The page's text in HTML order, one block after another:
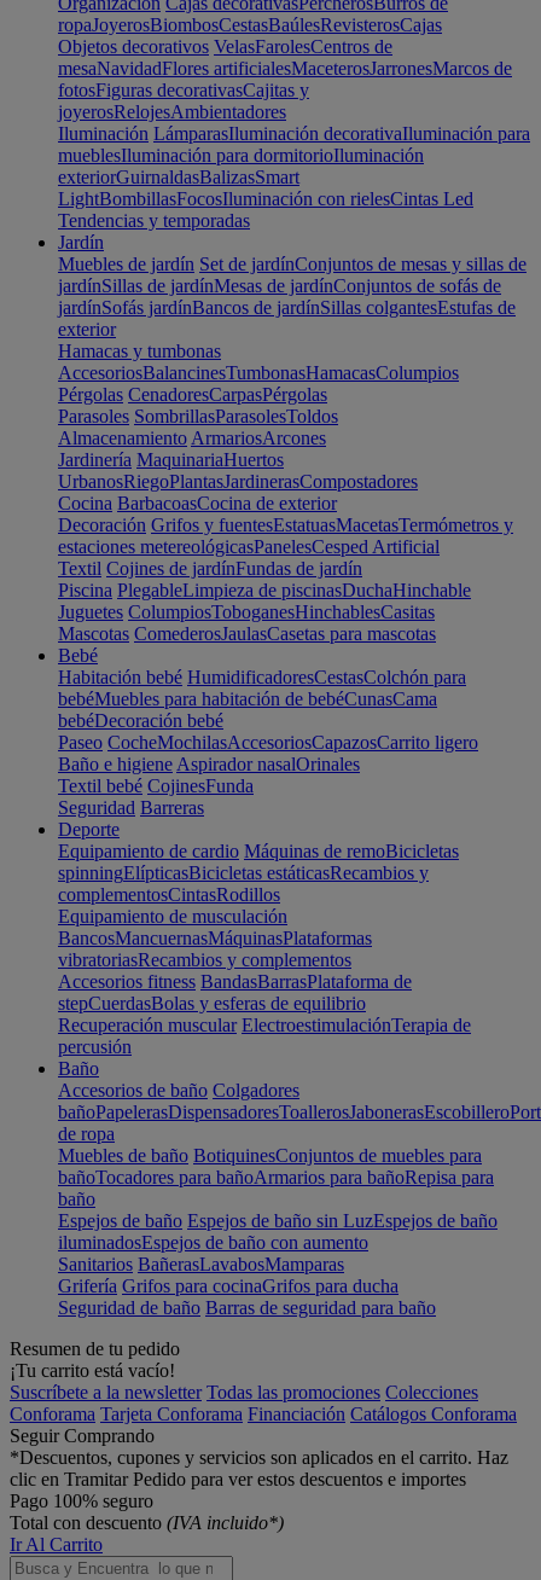
ropaJoyerosBiombosCestasBaúlesRevisterosCajas
Objetos decorativos VelasFarolesCentros de
mesaNavidadFlores artificialesMaceterosJarronesMarcos de
fotosFiguras decorativasCajitas y
joyerosRelojesAmbientadores
Iluminación LámparasIluminación decorativaIluminación para
mueblesIluminación para dormitorioIluminación
exteriorGuirnaldasBalizasSmart
LightBombillasFocosIluminación con rielesCintas Led
Tendencias y temporadas
Jardín
Muebles de jardín Set de jardínConjuntos de mesas y sillas de
jardínSillas de jardínMesas de jardínConjuntos de sofás de
jardínSofás jardínBancos de jardínSillas colgantesEstufas de
exterior
Hamacas y tumbonas
AccesoriosBalancinesTumbonasHamacasColumpios
Pérgolas CenadoresCarpasPérgolas
Parasoles SombrillasParasolesToldos
Almacenamiento ArmariosArcones
Jardinería MaquinariaHuertos
UrbanosRiegoPlantasJardinerasCompostadores
Cocina BarbacoasCocina de exterior
Decoración Grifos y fuentesEstatuasMacetasTermómetros y
estaciones metereológicasPanelesCesped Artificial
Textil Cojines de jardínFundas de jardín
Piscina PlegableLimpieza de piscinasDuchaHinchable
Juguetes ColumpiosToboganesHinchablesCasitas
Mascotas ComederosJaulasCasetas para mascotas
Bebé
Habitación bebé HumidificadoresCestasColchón para
bebéMuebles para habitación de bebéCunasCama
bebéDecoración bebé
Paseo CocheMochilasAccesoriosCapazosCarrito ligero
Baño e higiene Aspirador nasalOrinales
Textil bebé CojinesFunda
Seguridad Barreras
Deporte
Equipamiento de cardio Máquinas de remoBicicletas
spinningElípticasBicicletas estáticasRecambios y
complementosCintasRodillos
Equipamiento de musculación
BancosMancuernasMáquinasPlataformas
vibratoriasRecambios y complementos
Accesorios fitness BandasBarrasPlataforma de
stepCuerdasBolas y esferas de equilibrio
Recuperación muscular ElectroestimulaciónTerapia de
percusión
Baño
Accesorios de baño Colgadores
bañoPapelerasDispensadoresToallerosJabonerasEscobillero
de ropa
Muebles de baño BotiquinesConjuntos de muebles para
bañoTocadores para bañoArmarios para bañoRepisa para
baño
Espejos de baño Espejos de baño sin LuzEspejos de baño
iluminadosEspejos de baño con aumento
Sanitarios BañerasLavabosMamparas
Grifería Grifos para cocinaGrifos para ducha
Seguridad de baño Barras de seguridad para baño
Resumen de tu pedido
¡Tu carrito está vacío!
Suscríbete a la newsletter Todas las promociones Colecciones
Conforama Tarjeta Conforama Financiación Catálogos Conforama
Seguir Comprando
*Descuentos, cupones y servicios son aplicados en el carrito. Haz
clic en Tramitar Pedido para ver estos descuentos e importes
Pago 100% seguro
Total con descuento (IVA incluido*)
Ir Al Carrito